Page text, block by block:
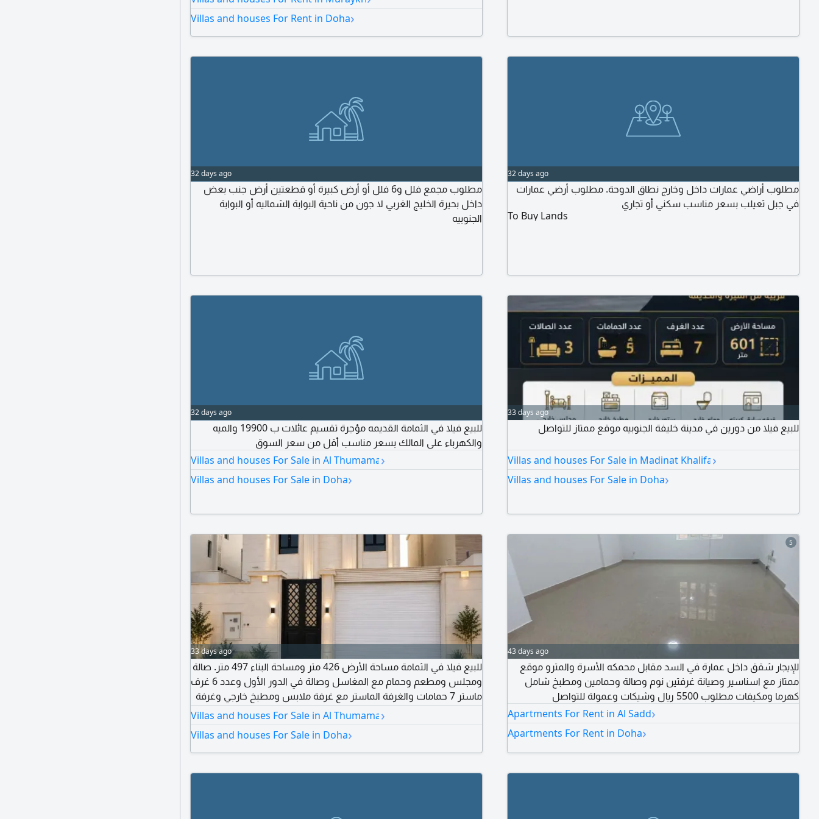
غرف نوم ماستر وصالة كبيرة وبنت هاوس غرفة نوم ماستر مع مكيفات
Villas and houses For Rent in Doha›
32 days ago
مطلوب مجمع فلل و6 فلل أو أرض كبيرة أو قطعتين أرض جنب بعض
داخل بحيرة الخليج الغربي لا جون من ناحية البوابة الشماليه أو البوابة
الجنوبيه
32 days ago
مطلوب أراضي عمارات داخل وخارج نطاق الدوحة. مطلوب أرضي عمارات
في جبل ثعيلب بسعر مناسب سكني أو تجاري
To Buy Lands
32 days ago
للبيع فيلا في الثمامة القديمه مؤجرة تقسيم عائلات ب 19900 والميه
والكهرباء على المالك بسعر مناسب أقل من سعر السوق
Villas and houses For Sale in Al Thumama›
Villas and houses For Sale in Doha›
33 days ago
للبيع فيلا من دورين في مدينة خليفة الجنوبيه موقع ممتاز للتواصل
Villas and houses For Sale in Madinat Khalifa›
Villas and houses For Sale in Doha›
33 days ago
للبيع فيلا في الثمامة مساحة الأرض 426 متر ومساحة البناء 497 متر. صالة
ومجلس ومطعم وحمام مع المغاسل وصالة في الدور الأول وعدد 6 غرف
ماستر 7 حمامات والغرفة الماستر مع غرفة ملابس ومطبخ خارجي وغرفة
غسيل وغرفة خادمة وغرفة سائق مع مكيفات دكت سبليت ومصعد
السعر
Villas and houses For Sale in Al Thumama›
Villas and houses For Sale in Doha›
5
43 days ago
للإيجار شقق داخل عمارة في السد مقابل محمكه الأسرة والمترو موقع
ممتاز مع اسناسير وصيانة غرفتين نوم وصالة وحمامين ومطبخ شامل
كهرما ومكيفات مطلوب 5500 ريال وشيكات وعمولة للتواصل
Apartments For Rent in Al Sadd›
Apartments For Rent in Doha›